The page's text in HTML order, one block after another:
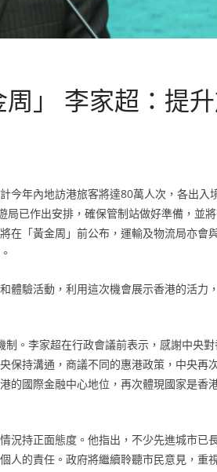
」 李家超：提
今年內地訪港旅客將達80萬人次，各出入
已作出安排，確保管制站做好準備，並
在「黃金周」前公布，運輸及物流局亦會
體驗活動，利用這次機會展示香港的活力
。李家超在行政會議前表示，感謝中央
保持溝通，商議不同的惠港政策，中央再
的國際金融中心地位，再次體現國家是香
況持正面態度。他指出，不少先進城市已
人的責任。政府將繼續聆聽市民意見，重